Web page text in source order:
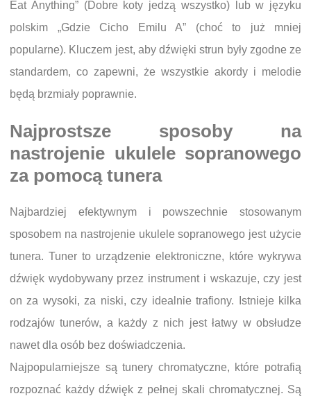
Eat Anything” (Dobre koty jedzą wszystko) lub w języku
polskim „Gdzie Cicho Emilu A” (choć to już mniej
popularne). Kluczem jest, aby dźwięki strun były zgodne ze
standardem, co zapewni, że wszystkie akordy i melodie
będą brzmiały poprawnie.
Najprostsze sposoby na
nastrojenie ukulele sopranowego
za pomocą tunera
Najbardziej efektywnym i powszechnie stosowanym
sposobem na nastrojenie ukulele sopranowego jest użycie
tunera. Tuner to urządzenie elektroniczne, które wykrywa
dźwięk wydobywany przez instrument i wskazuje, czy jest
on za wysoki, za niski, czy idealnie trafiony. Istnieje kilka
rodzajów tunerów, a każdy z nich jest łatwy w obsłudze
nawet dla osób bez doświadczenia.
Najpopularniejsze są tunery chromatyczne, które potrafią
rozpoznać każdy dźwięk z pełnej skali chromatycznej. Są